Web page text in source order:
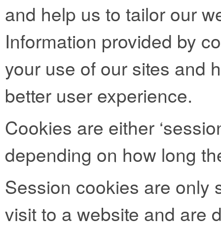
and help us to tailor our
Information provided by
your use of our sites and
better user experience.
Cookies are either
depending on how long
Session cookies are only
visit to a website and are